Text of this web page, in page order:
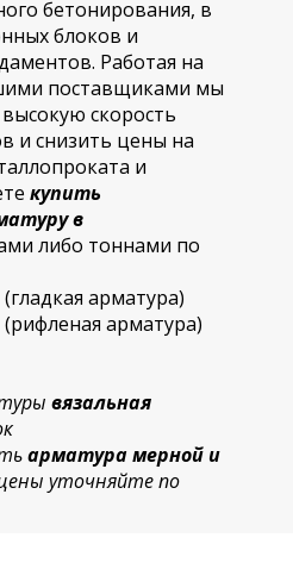
бетонирования, в
блоков и
Работая на
поставщиками мы
скорость
и снизить цены на
и
купить
у в
либо тоннами по
(гладкая арматура)
(рифленая арматура)
вязальная
арматура мерной и
уточняйте по